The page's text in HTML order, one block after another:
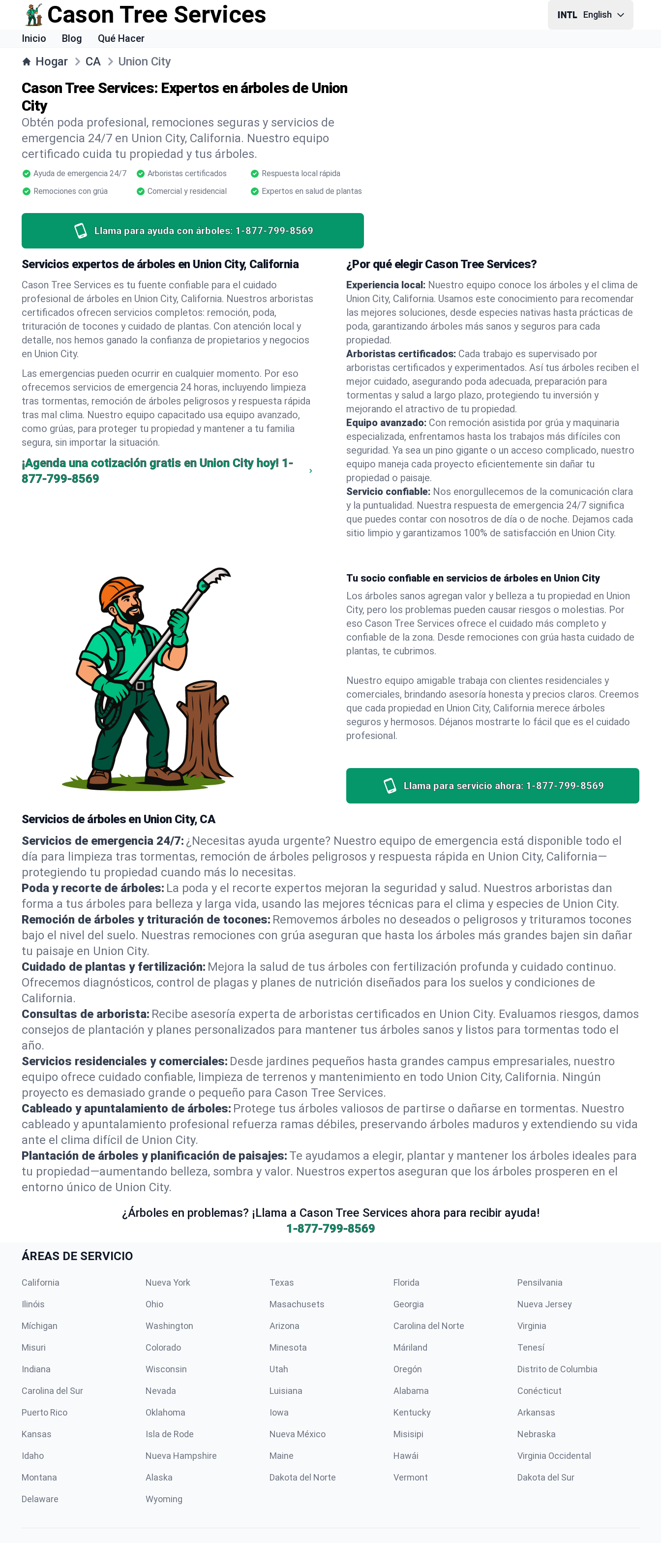
Cason Tree Services English
Inicio Blog Qué Hacer
Hogar CA Union City
Cason Tree Services: Expertos en árboles de Union
City
Obtén poda profesional, remociones seguras y servicios de
emergencia 24/7 en Union City, California. Nuestro equipo
certificado cuida tu propiedad y tus árboles.
Ayuda de emergencia 24/7 Arboristas certificados
Respuesta local rápida
Remociones con grúa
Comercial y residencial Expertos en salud de plantas
Llama para ayuda con árboles: 1-877-799-8569
Servicios expertos de árboles en Union City, California
Cason Tree Services es tu fuente confiable para el cuidado
profesional de árboles en Union City, California. Nuestros arboristas
certificados ofrecen servicios completos: remoción, poda,
trituración de tocones y cuidado de plantas. Con atención local y
detalle, nos hemos ganado la confianza de propietarios y negocios
en Union City.
Las emergencias pueden ocurrir en cualquier momento. Por eso
ofrecemos servicios de emergencia 24 horas, incluyendo limpieza
tras tormentas, remoción de árboles peligrosos y respuesta rápida
tras mal clima. Nuestro equipo capacitado usa equipo avanzado,
como grúas, para proteger tu propiedad y mantener a tu familia
segura, sin importar la situación.
¡Agenda una cotización gratis en Union City hoy! 1-
877-799-8569
¿Por qué elegir Cason Tree Services?
Experiencia local: Nuestro equipo conoce los árboles y el clima de
Union City, California. Usamos este conocimiento para recomendar
las mejores soluciones, desde especies nativas hasta prácticas de
poda, garantizando árboles más sanos y seguros para cada
propiedad.
Arboristas certificados: Cada trabajo es supervisado por
arboristas certificados y experimentados. Así tus árboles reciben el
mejor cuidado, asegurando poda adecuada, preparación para
tormentas y salud a largo plazo, protegiendo tu inversión y
mejorando el atractivo de tu propiedad.
Equipo avanzado: Con remoción asistida por grúa y maquinaria
especializada, enfrentamos hasta los trabajos más difíciles con
seguridad. Ya sea un pino gigante o un acceso complicado, nuestro
equipo maneja cada proyecto eficientemente sin dañar tu
propiedad o paisaje.
Servicio confiable: Nos enorgullecemos de la comunicación clara
y la puntualidad. Nuestra respuesta de emergencia 24/7 significa
que puedes contar con nosotros de día o de noche. Dejamos cada
sitio limpio y garantizamos 100% de satisfacción en Union City.
Tu socio confiable en servicios de árboles en Union City
Los árboles sanos agregan valor y belleza a tu propiedad en Union
City, pero los problemas pueden causar riesgos o molestias. Por
eso Cason Tree Services ofrece el cuidado más completo y
confiable de la zona. Desde remociones con grúa hasta cuidado de
plantas, te cubrimos.
Nuestro equipo amigable trabaja con clientes residenciales y
comerciales, brindando asesoría honesta y precios claros. Creemos
que cada propiedad en Union City, California merece árboles
seguros y hermosos. Déjanos mostrarte lo fácil que es el cuidado
profesional.
Llama para servicio ahora: 1-877-799-8569
Servicios de árboles en Union City, CA
Servicios de emergencia 24/7: ¿Necesitas ayuda urgente? Nuestro equipo de emergencia está disponible todo el
día para limpieza tras tormentas, remoción de árboles peligrosos y respuesta rápida en Union City, California—
protegiendo tu propiedad cuando más lo necesitas.
Poda y recorte de árboles: La poda y el recorte expertos mejoran la seguridad y salud. Nuestros arboristas dan
forma a tus árboles para belleza y larga vida, usando las mejores técnicas para el clima y especies de Union City.
Remoción de árboles y trituración de tocones: Removemos árboles no deseados o peligrosos y trituramos tocones
bajo el nivel del suelo. Nuestras remociones con grúa aseguran que hasta los árboles más grandes bajen sin dañar
tu paisaje en Union City.
Cuidado de plantas y fertilización: Mejora la salud de tus árboles con fertilización profunda y cuidado continuo.
Ofrecemos diagnósticos, control de plagas y planes de nutrición diseñados para los suelos y condiciones de
California.
Consultas de arborista: Recibe asesoría experta de arboristas certificados en Union City. Evaluamos riesgos, damos
consejos de plantación y planes personalizados para mantener tus árboles sanos y listos para tormentas todo el
año.
Servicios residenciales y comerciales: Desde jardines pequeños hasta grandes campus empresariales, nuestro
equipo ofrece cuidado confiable, limpieza de terrenos y mantenimiento en todo Union City, California. Ningún
proyecto es demasiado grande o pequeño para Cason Tree Services.
Cableado y apuntalamiento de árboles: Protege tus árboles valiosos de partirse o dañarse en tormentas. Nuestro
cableado y apuntalamiento profesional refuerza ramas débiles, preservando árboles maduros y extendiendo su vida
ante el clima difícil de Union City.
Plantación de árboles y planificación de paisajes: Te ayudamos a elegir, plantar y mantener los árboles ideales para
tu propiedad—aumentando belleza, sombra y valor. Nuestros expertos aseguran que los árboles prosperen en el
entorno único de Union City.
¿Árboles en problemas? ¡Llama a Cason Tree Services ahora para recibir ayuda!
1-877-799-8569
ÁREAS DE SERVICIO
California Nueva York Texas Florida Pensilvania
Ilinóis Ohio Masachusets Georgia Nueva Jersey
Míchigan Washington Arizona Carolina del Norte Virginia
Misuri Colorado Minesota Máriland Tenesí
Indiana Wisconsin Utah Oregón Distrito de Columbia
Carolina del Sur Nevada Luisiana Alabama Conécticut
Puerto Rico Oklahoma Iowa Kentucky Arkansas
Kansas Isla de Rode Nueva México Misisipi Nebraska
Idaho Nueva Hampshire Maine Hawái Virginia Occidental
Montana Alaska Dakota del Norte Vermont Dakota del Sur
Delaware Wyoming